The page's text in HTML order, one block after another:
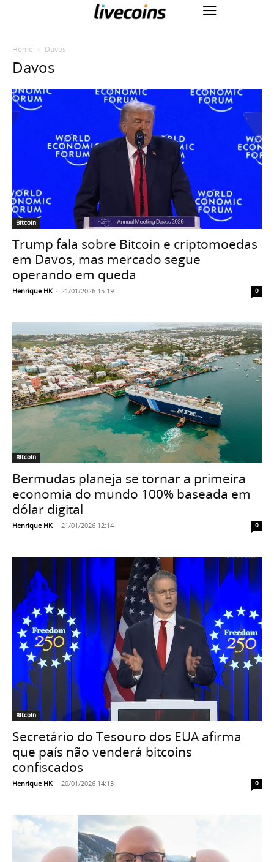
Home Davos
Davos
Bitcoin
Trump fala sobre Bitcoin e criptomoedas
em Davos, mas mercado segue
operando em queda
Henrique HK - 21/01/2026 15:19 0
Bitcoin
Bermudas planeja se tornar a primeira
economia do mundo 100% baseada em
dólar digital
Henrique HK - 21/01/2026 12:14 0
Bitcoin
Secretário do Tesouro dos EUA afirma
que país não venderá bitcoins
confiscados
Henrique HK - 20/01/2026 14:13 0